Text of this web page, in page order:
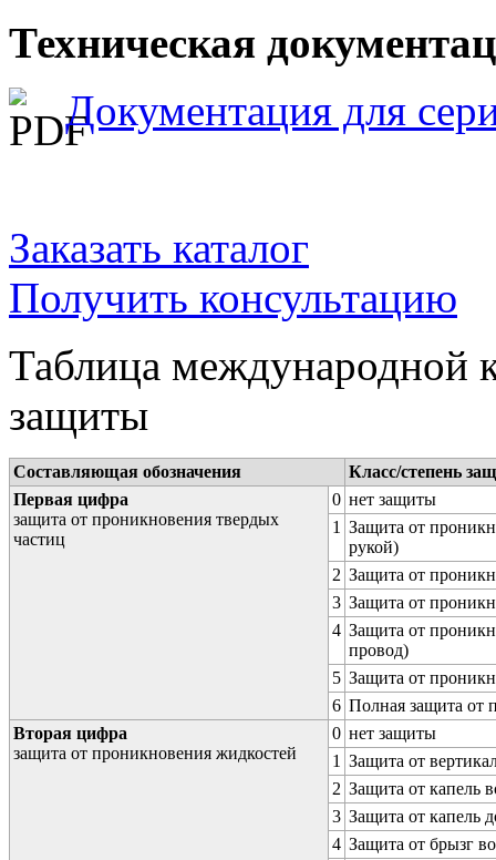
Техническая
Документация для
Заказать каталог
Получить консультацию
Таблица международной
защиты
Составляющая обозначения
Класс/степень
Первая цифра
защита от проникновения твердых
частиц
0 нет защиты
1 Защита от
рукой)
2 Защита от
3 Защита от
4 Защита от
провод)
5 Защита от
6 Полная защита от
Вторая цифра
защита от проникновения жидкостей
0 нет защиты
1 Защита от
2 Защита от капель
3 Защита от капель
4 Защита от брызг